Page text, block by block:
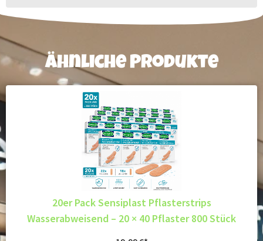
Ähnliche Produkte
20er Pack Sensiplast Pflasterstrips
Wasserabweisend – 20 × 40 Pflaster 800 Stück